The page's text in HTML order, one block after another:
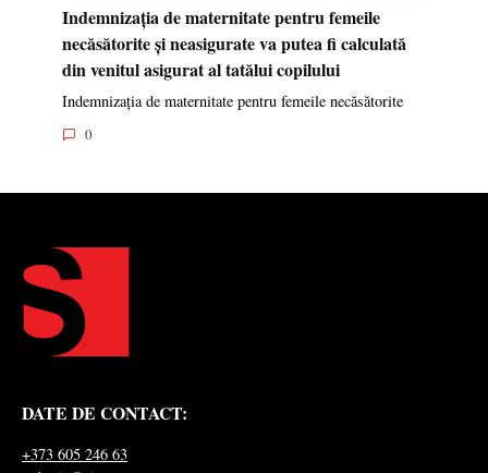
Indemnizația de maternitate pentru femeile
necăsătorite și neasigurate va putea fi calculată
din venitul asigurat al tatălui copilului
Indemnizația de maternitate pentru femeile necăsătorite
0
DATE DE CONTACT:
+373 605 246 63